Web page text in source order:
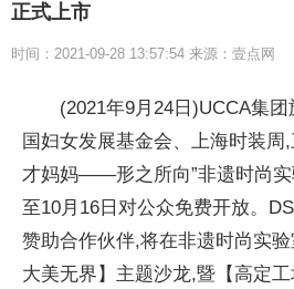
正式上市
时间：2021-09-28 13:57:54 来源：壹点网
(2021年9月24日)UCCA集
国妇女发展基金会、上海时装周
才妈妈——形之所向”非遗时尚实
至10月16日对公众免费开放。
赞助合作伙伴,将在非遗时尚实验
大美无界】主题沙龙,暨【高定